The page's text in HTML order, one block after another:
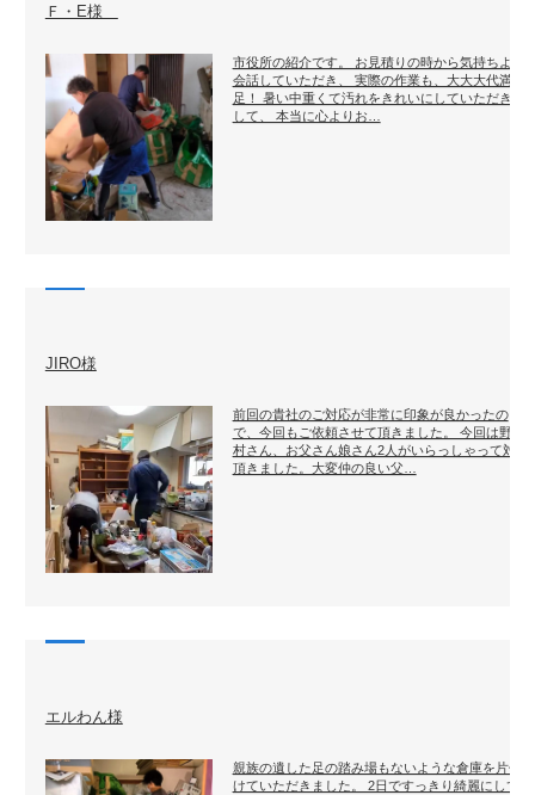
Ｆ・E様
市役所の紹介です。 お見積りの時から気持ちよく
会話していただき、 実際の作業も、大大大代満
足！ 暑い中重くて汚れをきれいにしていただきま
して、 本当に心よりお…
JIRO様
前回の貴社のご対応が非常に印象が良かったの
で、今回もご依頼させて頂きました。 今回は野々
村さん、お父さん娘さん2人がいらっしゃって対応
頂きました。大変仲の良い父…
エルわん様
親族の遺した足の踏み場もないような倉庫を片付
けていただきました。 2日ですっきり綺麗にして